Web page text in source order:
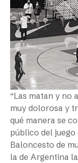
“Las matan y no
muy dolorosa y
qué manera se
público del juego
Baloncesto de
la de Argentina